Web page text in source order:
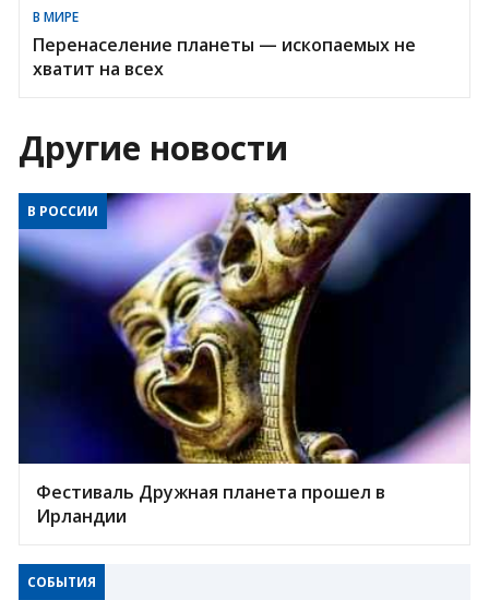
В МИРЕ
Перенаселение планеты — ископаемых не
хватит на всех
Другие новости
В РОССИИ
Фестиваль Дружная планета прошел в
Ирландии
СОБЫТИЯ